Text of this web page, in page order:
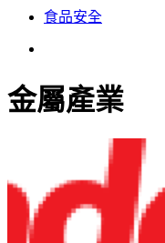
食品安全
金屬產業